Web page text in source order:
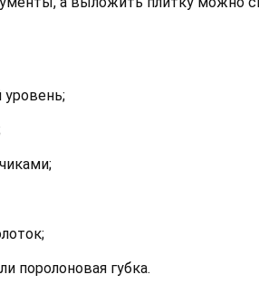
уровень;
поролоновая губка.